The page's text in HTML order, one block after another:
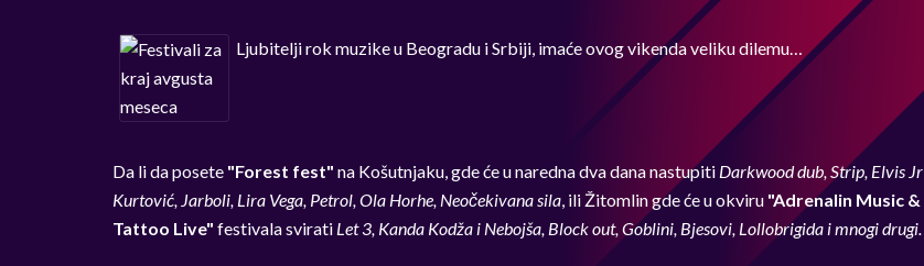
Ljubitelji rok muzike u Beogradu i Srbiji, imaće ovog vikenda veliku dilemu…
Da li da posete "Forest fest" na Košutnjaku, gde će u naredna dva dana nastupiti Darkwood dub, Strip, Elvis Jr
Kurtović, Jarboli, Lira Vega, Petrol, Ola Horhe, Neočekivana sila, ili Žitomlin gde će u okviru "Adrenalin Music &
Tattoo Live" festivala svirati Let 3, Kanda Kodža i Nebojša, Block out, Goblini, Bjesovi, Lollobrigida i mnogi drugi.